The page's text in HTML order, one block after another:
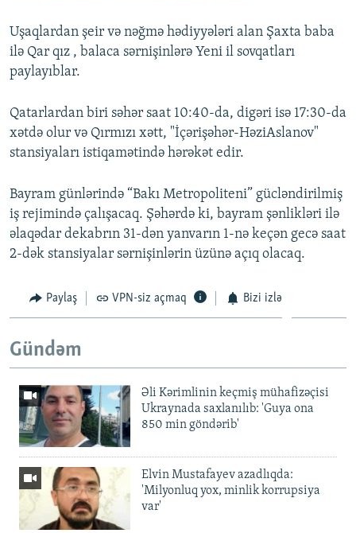
Uşaqlardan şeir və nəğmə hədiyyələri alan Şaxta baba
ilə Qar qız , balaca sərnişinlərə Yeni il sovqatları
paylayıblar.
Qatarlardan biri səhər saat 10:40-da, digəri isə 17:30-da
xətdə olur və Qırmızı xətt, "İçərişəhər-HəziAslanov"
stansiyaları istiqamətində hərəkət edir.
Bayram günlərində “Bakı Metropoliteni” gücləndirilmiş
iş rejimində çalışacaq. Şəhərdə ki, bayram şənlikləri ilə
əlaqədar dekabrın 31-dən yanvarın 1-nə keçən gecə saat
2-dək stansiyalar sərnişinlərin üzünə açıq olacaq.
Paylaş VPN-siz açmaq Bizi izlə
Gündəm
Əli Kərimlinin keçmiş mühafizəçisi
Ukraynada saxlanılıb: 'Guya ona
850 min göndərib'
Elvin Mustafayev azadlıqda:
'Milyonluq yox, minlik korrupsiya
var'